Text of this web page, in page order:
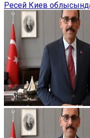
Ресей Киев